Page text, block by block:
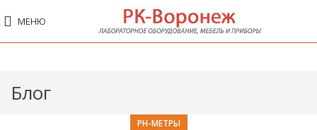
МЕНЮ
Блог
PH-МЕТРЫ